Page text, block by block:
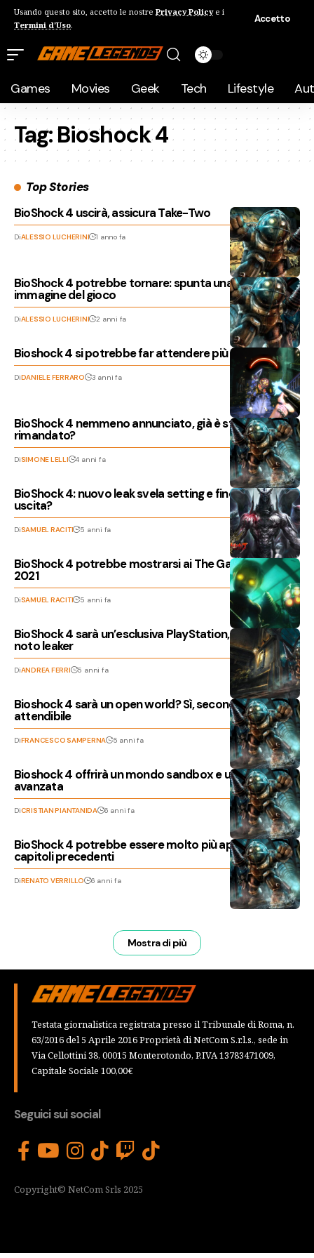
Usando questo sito, accetto le nostre Privacy Policye i
Termini d'Uso.
Accetto
Games Movies Geek Tech Lifestyle
Tag:Bioshock 4
Top Stories
BioShock 4 uscirà, assicura Take-Two
DiALESSIO LUCHERINI 1 anno fa
BioShock 4 potrebbe tornare: spunta una prima
immagine del gioco
DiALESSIO LUCHERINI 2 anni fa
Bioshock 4 si potrebbe far attendere più del previsto
DiDANIELE FERRARO 3 anni fa
BioShock 4 nemmeno annunciato, già è stato
rimandato?
DiSIMONE LELLI 4 anni fa
BioShock 4: nuovo leak svela setting e finestra di
uscita?
DiSAMUEL RACITI 5 anni fa
BioShock 4 potrebbe mostrarsi ai The Game Awards
2021
DiSAMUEL RACITI 5 anni fa
BioShock 4 sarà un’esclusiva PlayStation, stando a un
noto leaker
DiANDREA FERRI 5 anni fa
Bioshock 4 sarà un open world? Sì, secondo un rumor
attendibile
DiFRANCESCO SAMPERNA 5 anni fa
Bioshock 4 offrirà un mondo sandbox e un’IA
avanzata
DiCRISTIAN PIANTANIDA 6 anni fa
BioShock 4 potrebbe essere molto più aperto dei
capitoli precedenti
DiRENATO VERRILLO 6 anni fa
Mostra di più
Testata giornalistica registrata presso il Tribunale di Roma, n.
63/2016 del 5 Aprile 2016 Proprietà di NetCom S.r.l.s., sede in
Via Cellottini 38, 00015 Monterotondo, P.IVA 13783471009,
Capitale Sociale 100,00€
Seguici sui social
Copyright© NetCom Srls 2025